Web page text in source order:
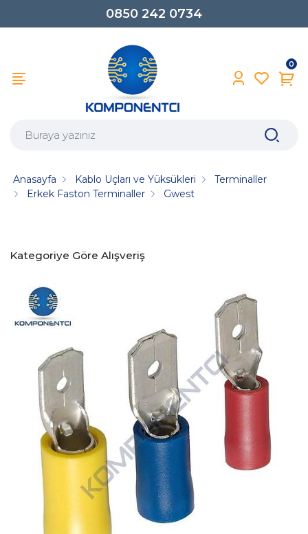
0850 242 0734
0
Anasayfa Kablo Uçları ve Yüksükleri
Terminaller
Erkek Faston Terminaller
Gwest
Kategoriye Göre Alışveriş